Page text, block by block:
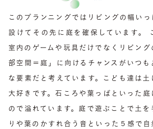
このプランニングではリビングの幅いっ
設けてその先に庭を確保しています。
室内のゲームや玩具だけでなくリビング
部空間＝庭」に向けるチャンスがいつも
な要素だと考えています。こども達は土
大好きです。石ころや葉っぱといった庭
ので溢れています。庭で遊ぶことで土を
りや葉のかすれ合う音といった５感で自